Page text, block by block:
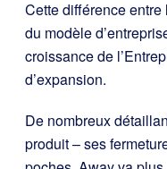
Cette différence
du modèle
croissance de
d’expansion.
De nombreux
produit – ses